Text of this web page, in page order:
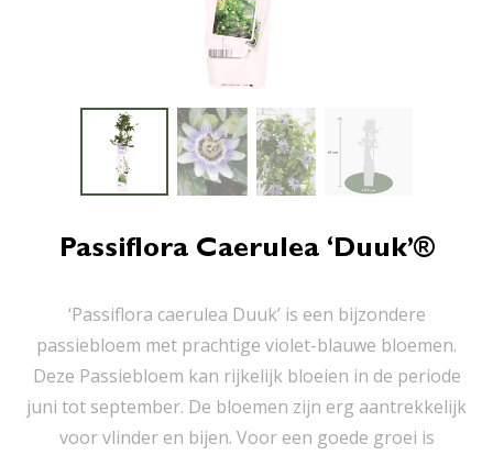
Passiflora Caerulea ‘Duuk’®
‘Passiflora caerulea Duuk’ is een bijzondere
passiebloem met prachtige violet-blauwe bloemen.
Deze Passiebloem kan rijkelijk bloeien in de periode
juni tot september. De bloemen zijn erg aantrekkelijk
voor vlinder en bijen. Voor een goede groei is